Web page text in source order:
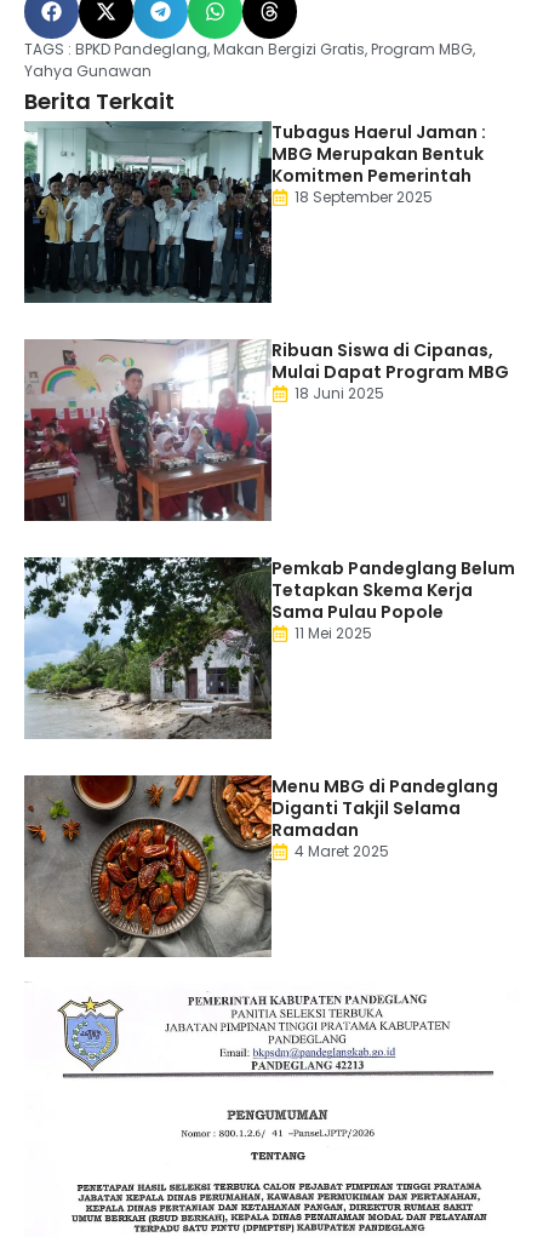
TAGS : BPKD Pandeglang,Makan Bergizi Gratis,Program MBG,
Yahya Gunawan
Berita Terkait
Tubagus Haerul Jaman :
MBG Merupakan Bentuk
Komitmen Pemerintah
18 September 2025
Ribuan Siswa di Cipanas,
Mulai Dapat Program MBG
18 Juni 2025
Pemkab Pandeglang Belum
Tetapkan Skema Kerja
Sama Pulau Popole
11 Mei 2025
Menu MBG di Pandeglang
Diganti Takjil Selama
Ramadan
4 Maret 2025